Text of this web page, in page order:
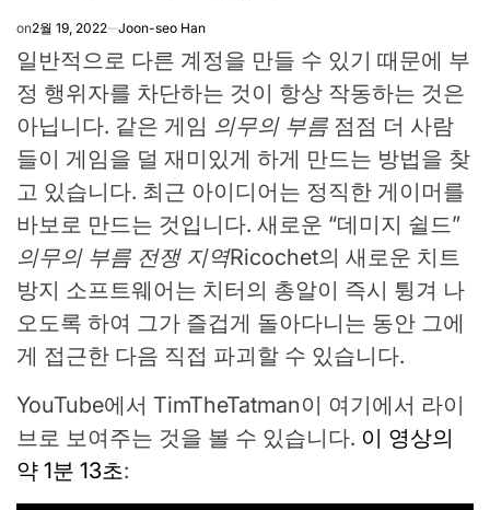
on2월 19, 2022 Joon-seo Han
일반적으로 다른 계정을 만들 수 있기 때문에 부
정 행위자를 차단하는 것이 항상 작동하는 것은
아닙니다. 같은 게임 의무의 부름 점점 더 사람
들이 게임을 덜 재미있게 하게 만드는 방법을 찾
고 있습니다. 최근 아이디어는 정직한 게이머를
바보로 만드는 것입니다. 새로운 “데미지 쉴드”
의무의 부름 전쟁 지역Ricochet의 새로운 치트
방지 소프트웨어는 치터의 총알이 즉시 튕겨 나
오도록 하여 그가 즐겁게 돌아다니는 동안 그에
게 접근한 다음 직접 파괴할 수 있습니다.
YouTube에서 TimTheTatman이 여기에서 라이
브로 보여주는 것을 볼 수 있습니다. 이 영상의
약 1분 13초: